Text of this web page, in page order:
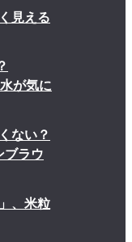
見える
が気に
ない？
ブラウ
、米粒